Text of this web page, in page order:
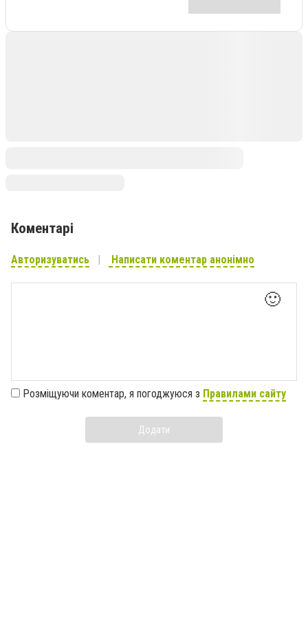
Коментарі
Авторизуватись Написати коментар анонімно
🙂
Розміщуючи коментар, я погоджуюся з Правилами сайту
Додати